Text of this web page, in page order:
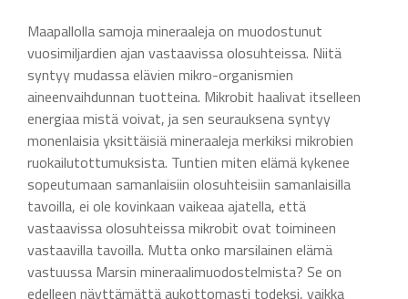
Maapallolla samoja mineraaleja on muodostunut
vuosimiljardien ajan vastaavissa olosuhteissa. Niitä
syntyy mudassa elävien mikro-organismien
aineenvaihdunnan tuotteina. Mikrobit haalivat itselleen
energiaa mistä voivat, ja sen seurauksena syntyy
monenlaisia yksittäisiä mineraaleja merkiksi mikrobien
ruokailutottumuksista. Tuntien miten elämä kykenee
sopeutumaan samanlaisiin olosuhteisiin samanlaisilla
tavoilla, ei ole kovinkaan vaikeaa ajatella, että
vastaavissa olosuhteissa mikrobit ovat toimineen
vastaavilla tavoilla. Mutta onko marsilainen elämä
vastuussa Marsin mineraalimuodostelmista? Se on
edelleen näyttämättä aukottomasti todeksi, vaikka